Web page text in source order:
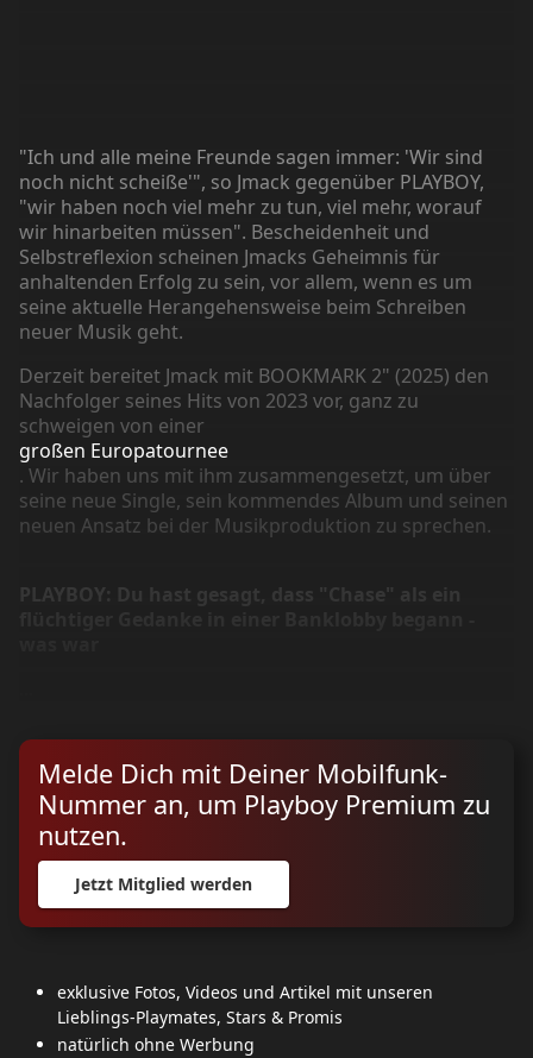
"Ich und alle meine Freunde sagen immer: 'Wir sind
noch nicht scheiße'", so Jmack gegenüber PLAYBOY,
"wir haben noch viel mehr zu tun, viel mehr, worauf
wir hinarbeiten müssen". Bescheidenheit und
Selbstreflexion scheinen Jmacks Geheimnis für
anhaltenden Erfolg zu sein, vor allem, wenn es um
seine aktuelle Herangehensweise beim Schreiben
neuer Musik geht.
Derzeit bereitet Jmack mit BOOKMARK 2" (2025) den
Nachfolger seines Hits von 2023 vor, ganz zu
schweigen von einer
großen Europatournee
. Wir haben uns mit ihm zusammengesetzt, um über
seine neue Single, sein kommendes Album und seinen
neuen Ansatz bei der Musikproduktion zu sprechen.
PLAYBOY: Du hast gesagt, dass "Chase" als ein
Melde Dich mit Deiner Mobilfunk-
Nummer an, um Playboy Premium zu
nutzen.
Jetzt Mitglied werden
exklusive Fotos, Videos und Artikel mit unseren
Lieblings-Playmates, Stars & Promis
natürlich ohne Werbung